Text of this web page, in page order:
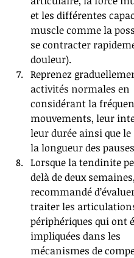
et les différentes
muscle comme la
se contracter
douleur).
Reprenez
activités normales en
considérant la
mouvements, leur
leur durée ainsi que
la longueur des
Lorsque la tendinite
delà de deux
recommandé
traiter les
périphériques qui ont
impliquées dans les
mécanismes de